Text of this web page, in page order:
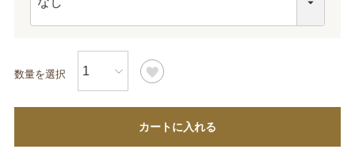
カートに入れる